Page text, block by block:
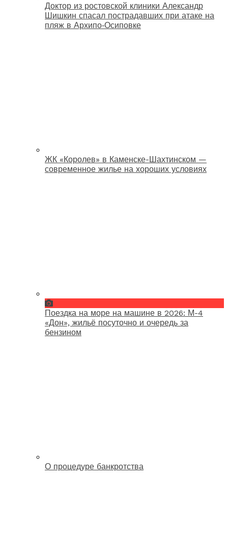
Доктор из ростовской клиники Александр
Шишкин спасал пострадавших при атаке на
пляж в Архипо‑Осиповке
ЖК «Королев» в Каменске-Шахтинском —
современное жилье на хороших условиях
Поездка на море на машине в 2026: М-4
«Дон», жильё посуточно и очередь за
бензином
О процедуре банкротства